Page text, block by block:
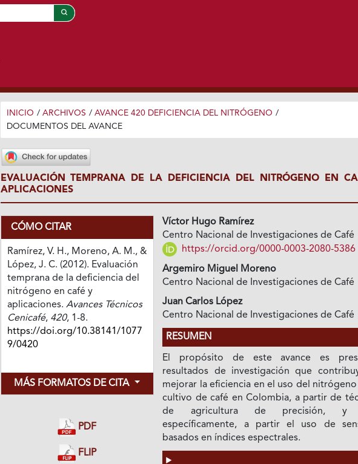
INICIO / ARCHIVOS / AVANCE 420 DEFICIENCIA DEL NITRÓGENO /
DOCUMENTOS DEL AVANCE
EVALUACIÓN TEMPRANA DE LA DEFICIENCIA DEL NITRÓGENO EN
APLICACIONES
CÓMO CITAR
Ramírez, V. H., Moreno, A. M., &
López, J. C. (2012). Evaluación
temprana de la deficiencia del
nitrógeno en café y
aplicaciones. Avances Técnicos
Cenicafé, 420, 1-8.
https://doi.org/10.38141/1077
9/0420
MÁS FORMATOS DE CITA
PDF
FLIP
Víctor Hugo Ramírez
Centro Nacional de Investigaciones de Café
https://orcid.org/0000-0003-2080-5386
Argemiro Miguel Moreno
Centro Nacional de Investigaciones de Café
Juan Carlos López
Centro Nacional de Investigaciones de Café
RESUMEN
El propósito de este avance es
resultados de investigación que
mejorar la eficiencia en el uso del nitrógeno
cultivo de café en Colombia, a partir de
de agricultura de precisión, y
específicamente, a partir el uso de
basados en índices espectrales.